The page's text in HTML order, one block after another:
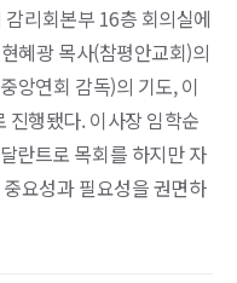
리회본부 16층 회의실에
혜광 목사(참평안교회)의
앙연회 감독)의 기도, 이
진행됐다. 이사장 임학순
란트로 목회를 하지만 자
요성과 필요성을 권면하